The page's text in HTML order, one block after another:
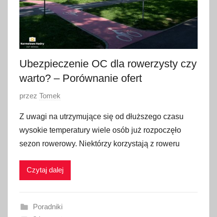
Ubezpieczenie OC dla rowerzysty czy
warto? – Porównanie ofert
O
u
b
l
i
a
przez Tomek
Z uwagi na utrzymujące się od dłuższego czasu
wysokie temperatury wiele osób już rozpoczęło
sezon rowerowy. Niektórzy korzystają z roweru
Czytaj dalej
Poradniki